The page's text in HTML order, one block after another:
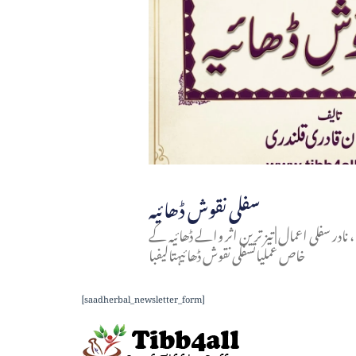
سفلی نقوش ڈھائیہ
سفلی اعمال | تیز ترین اثر والے ڈھائیہ کے
خاص عملیاتسفلی نقوش ڈھائیہتالیفبا
[saadherbal_newsletter_form]